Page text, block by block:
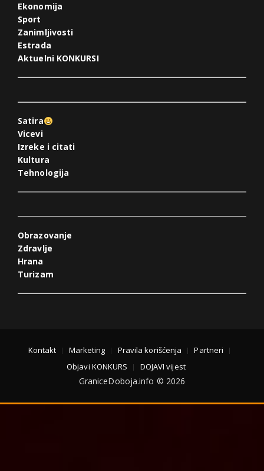
Ekonomija
Sport
Zanimljivosti
Estrada
Aktuelni KONKURSI
Satira
Vicevi
Izreke i citati
Kultura
Tehnologija
Obrazovanje
Zdravlje
Hrana
Turizam
Kontakt Marketing Pravila korišćenja
Partneri
Objavi KONKURS
DOJAVI vijest
GraniceDoboja.info © 2026